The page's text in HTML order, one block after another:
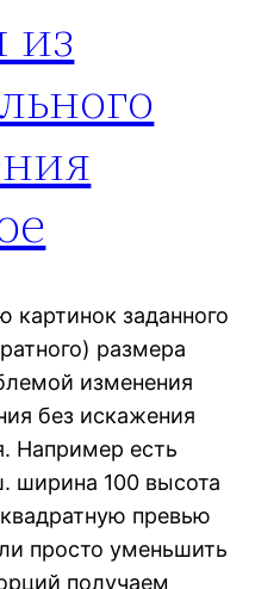
из
картинок заданного
размера
изменения
без искажения
Например есть
ширина 100 высота
превью
просто уменьшить
получаем